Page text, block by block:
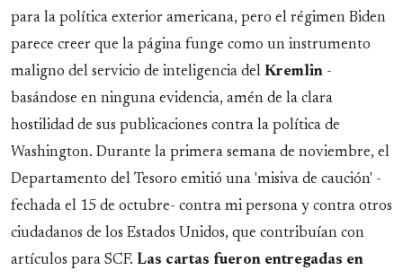
para la política exterior americana, pero el régimen Biden
parece creer que la página funge como un instrumento
maligno del servicio de inteligencia del Kremlin -
basándose en ninguna evidencia, amén de la clara
hostilidad de sus publicaciones contra la política de
Washington. Durante la primera semana de noviembre, el
Departamento del Tesoro emitió una 'misiva de caución' -
fechada el 15 de octubre- contra mi persona y contra otros
ciudadanos de los Estados Unidos, que contribuían con
artículos para SCF. Las cartas fueron entregadas en